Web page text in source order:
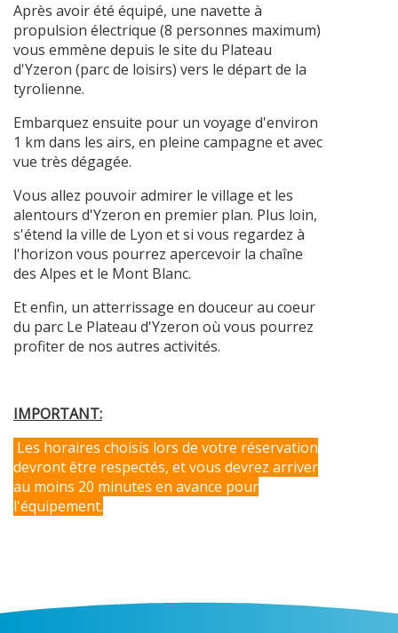
Après avoir été équipé, une navette à
propulsion électrique (8 personnes maximum)
vous emmène depuis le site du Plateau
d'Yzeron (parc de loisirs) vers le départ de la
tyrolienne.
Embarquez ensuite pour un voyage d'environ
1 km dans les airs, en pleine campagne et avec
vue très dégagée.
Vous allez pouvoir admirer le village et les
alentours d'Yzeron en premier plan. Plus loin,
s'étend la ville de Lyon et si vous regardez à
l'horizon vous pourrez apercevoir la chaîne
des Alpes et le Mont Blanc.
Et enfin, un atterrissage en douceur au coeur
du parc Le Plateau d'Yzeron où vous pourrez
profiter de nos autres activités.
IMPORTANT:
Les horaires choisis lors de votre réservation
devront être respectés, et vous devrez arriver
au moins 20 minutes en avance pour
l'équipement.